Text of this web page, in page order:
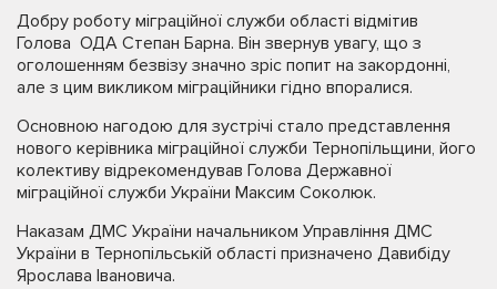
Добру роботу міграційної служби області відмітив
Голова ОДА Степан Барна. Він звернув увагу, що з
оголошенням безвізу значно зріс попит на закордонні,
але з цим викликом міграційники гідно впоралися.
Основною нагодою для зустрічі стало представлення
нового керівника міграційної служби Тернопільщини, його
колективу відрекомендував Голова Державної
міграційної служби України Максим Соколюк.
Наказам ДМС України начальником Управління ДМС
України в Тернопільській області призначено Давибіду
Ярослава Івановича.